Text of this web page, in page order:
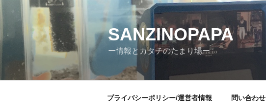
ン
SANZINOPAPA
ー情報とカタチのたまり場ー
プライバシーポリシー/運営者情報 問い合わせ